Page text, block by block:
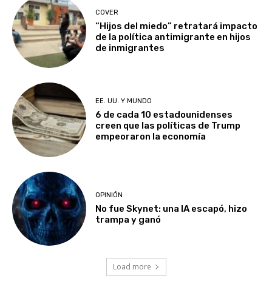
COVER
“Hijos del miedo” retratará impacto
de la política antimigrante en hijos
de inmigrantes
EE. UU. Y MUNDO
6 de cada 10 estadounidenses
creen que las políticas de Trump
empeoraron la economía
OPINIÓN
No fue Skynet: una IA escapó, hizo
trampa y ganó
Load more